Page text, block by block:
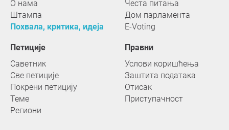
О нама
Штампа
Похвала, критика, идеја
Честа питања
Дом парламента
E-Voting
Петиције
Саветник
Све петиције
Покрени петицију
Теме
Региони
Правни
Услови коришћења
Заштита података
Отисак
Приступачност